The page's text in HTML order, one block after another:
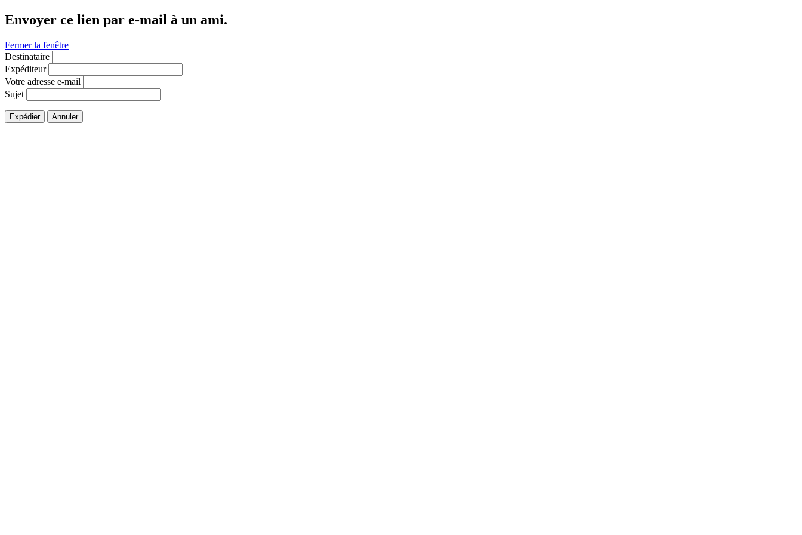
Envoyer ce lien par e-mail à un ami.
Fermer la fenêtre
Destinataire
Expéditeur
Votre adresse e-mail
Sujet
Expédier Annuler